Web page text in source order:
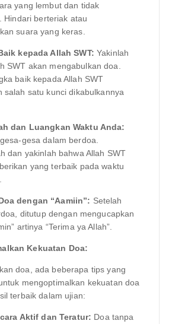
yang lembut dan tidak
Hindari berteriak atau
suara yang keras.
kepada Allah SWT: Yakinlah
SWT akan mengabulkan doa.
baik kepada Allah SWT
salah satu kunci dikabulkannya
dan Luangkan Waktu Anda:
gesa dalam berdoa.
dan yakinlah bahwa Allah SWT
yang terbaik pada waktu
dengan “Aamiin”: Setelah
ditutup dengan mengucapkan
artinya “Terima ya Allah”.
Kekuatan Doa:
doa, ada beberapa tips yang
mengoptimalkan kekuatan doa
terbaik dalam ujian:
Aktif dan Teratur: Doa tanpa